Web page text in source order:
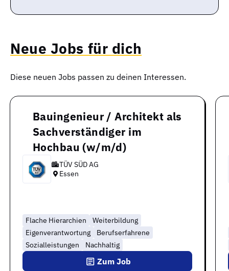
Neue Jobs für dich
Diese neuen Jobs passen zu deinen Interessen.
Bauingenieur / Architekt als
Sachverständiger im
Hochbau (w/m/d)
TÜV SÜD AG
Essen
Flache Hierarchien
Weiterbildung
Eigenverantwortung
Berufserfahrene
Sozialleistungen
Nachhaltig
Zum Job